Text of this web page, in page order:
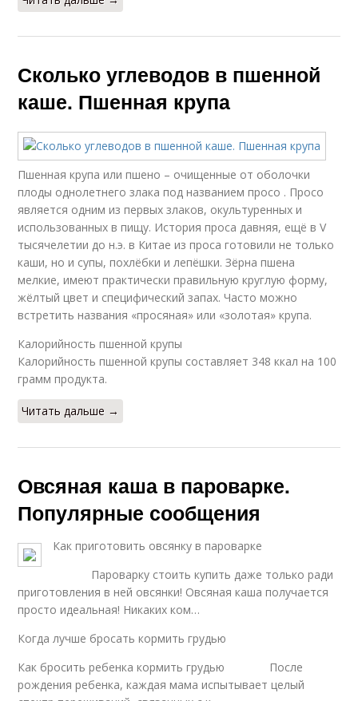
Сколько углеводов в пшенной
каше. Пшенная крупа
Пшенная крупа или пшено – очищенные от оболочки
плоды однолетнего злака под названием просо . Просо
является одним из первых злаков, окультуренных и
использованных в пищу. История проса давняя, ещё в V
тысячелетии до н.э. в Китае из проса готовили не только
каши, но и супы, похлёбки и лепёшки. Зёрна пшена
мелкие, имеют практически правильную круглую форму,
жёлтый цвет и специфический запах. Часто можно
встретить названия «просяная» или «золотая» крупа.
Калорийность пшенной крупы
Калорийность пшенной крупы составляет 348 ккал на 100
грамм продукта.
Читать дальше →
Овсяная каша в пароварке.
Популярные сообщения
Как приготовить овсянку в пароварке
Пароварку стоить купить даже только ради
приготовления в ней овсянки! Овсяная каша получается
просто идеальная! Никаких ком…
Когда лучше бросать кормить грудью
Как бросить ребенка кормить грудью После
рождения ребенка, каждая мама испытывает целый